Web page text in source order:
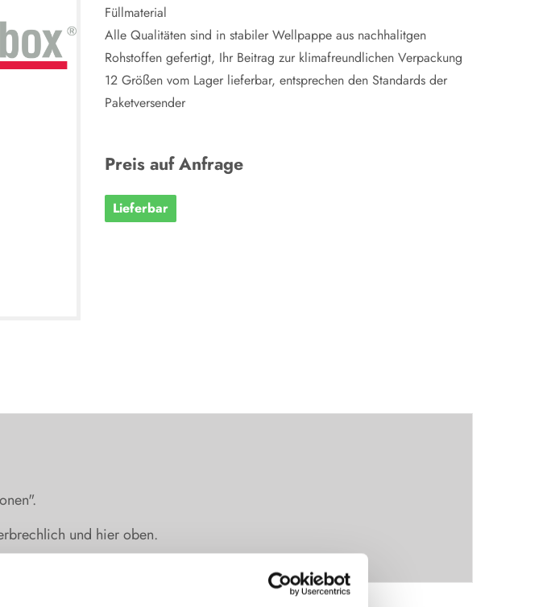
Füllmaterial
Alle Qualitäten sind in stabiler Wellpappe aus nachhalitgen
Rohstoffen gefertigt, Ihr Beitrag zur klimafreundlichen Verpackung
12 Größen vom Lager lieferbar, entsprechen den Standards der
Paketversender
Preis auf Anfrage
Lieferbar
und hier oben.